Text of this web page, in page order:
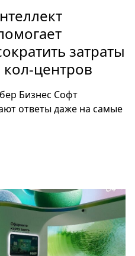
затраты
центров
Бизнес Софт
ответы даже на самые